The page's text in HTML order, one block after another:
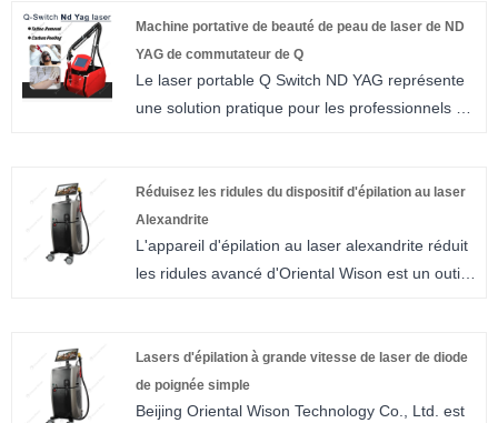
cliniques professionnels au niveau national et
international, et combinant les commentaires
des clients avec les tendances du marché, nous
sommes fiers de lancer un nouveau produit
apparence unique, sa technologie la plus
récente et sa qualité supérieure ont été
largement saluées par les consommateurs. Il
ajoutera certainement une touche lumineuse à
Machine portative de beauté de peau de laser de ND
YAG de commutateur de Q
Le laser portable Q Switch ND YAG représente
une solution pratique pour les professionnels de
tatouages ​​indésirables. Cet appareil combine
une technologie établie avec une portabilité
moderne, ce qui le rend adapté à divers
environnements cliniques.
Réduisez les ridules du dispositif d'épilation au laser
Alexandrite
L'appareil d'épilation au laser alexandrite réduit
les ridules avancé d'Oriental Wison est un outil
d'épilation et de rajeunissement de la peau.
Avec sa technologie de pointe et sa gamme
polyvalente d'accessoires, cet appareil
Lasers d'épilation à grande vitesse de laser de diode
de poignée simple
Beijing Oriental Wison Technology Co., Ltd. est